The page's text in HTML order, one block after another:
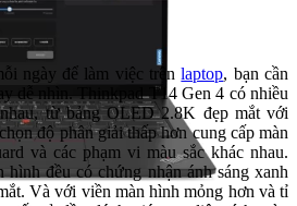
ngày để làm việc trênlaptop, bạn cần
dễ nhìn. Thinkpad T14 Gen 4 có nhiều
từ bảng OLED 2.8K đẹp mắt với
độ phân giải thấp hơn cung cấp màn
và các phạm vi màu sắc khác nhau.
hình đều có chứng nhận ánh sáng xanh
Và với viền màn hình mỏng hơn và tỉ